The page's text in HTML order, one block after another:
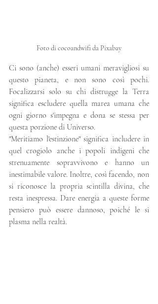
Foto di cocoandwifi da Pixabay
Ci sono (anche) esseri umani meravigliosi su
questo pianeta, e non sono così pochi.
Focalizzarsi solo su chi distrugge la Terra
significa escludere quella marea umana che
ogni giorno s'impegna e dona se stessa per
questa porzione di Universo.
"Meritiamo l'estinzione" significa includere in
quel crogiolo anche i popoli indigeni che
strenuamente sopravvivono e hanno un
inestimabile valore. Inoltre, così facendo, non
si riconosce la propria scintilla divina, che
resta inespressa. Dare energia a queste forme
pensiero può essere dannoso, poiché le si
plasma nella realtà.